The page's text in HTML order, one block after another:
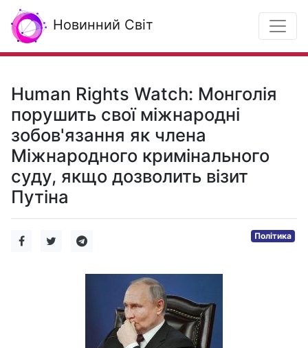
Новинний Світ
Human Rights Watch: Монголія
порушить свої міжнародні
зобов'язання як члена
Міжнародного кримінального
суду, якщо дозволить візит
Путіна
Політика